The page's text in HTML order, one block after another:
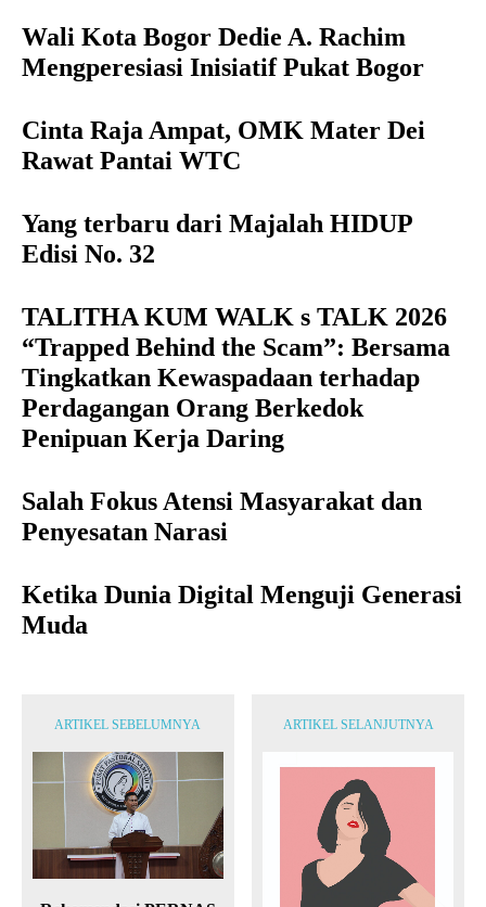
Wali Kota Bogor Dedie A. Rachim
Mengperesiasi Inisiatif Pukat Bogor
Cinta Raja Ampat, OMK Mater Dei
Rawat Pantai WTC
Yang terbaru dari Majalah HIDUP
Edisi No. 32
TALITHA KUM WALK s TALK 2026
“Trapped Behind the Scam”: Bersama
Tingkatkan Kewaspadaan terhadap
Perdagangan Orang Berkedok
Penipuan Kerja Daring
Salah Fokus Atensi Masyarakat dan
Penyesatan Narasi
Ketika Dunia Digital Menguji Generasi
Muda
ARTIKEL SEBELUMNYA ARTIKEL SELANJUTNYA